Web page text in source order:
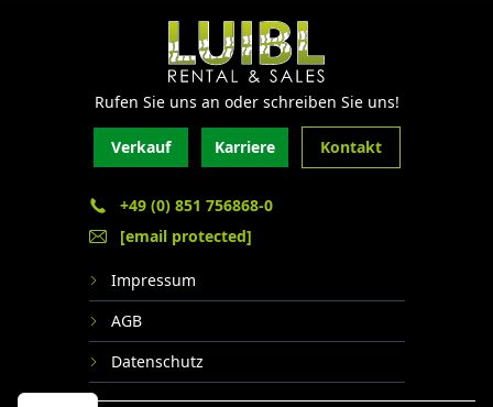
Rufen Sie uns an oder schreiben Sie uns!
Verkauf Karriere Kontakt
+49 (0) 851 756868-0
[email protected]
Impressum
AGB
Datenschutz